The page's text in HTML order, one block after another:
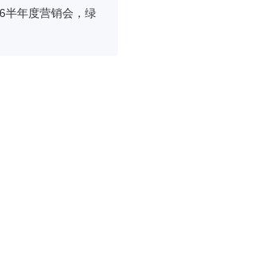
半年度营销会，绿